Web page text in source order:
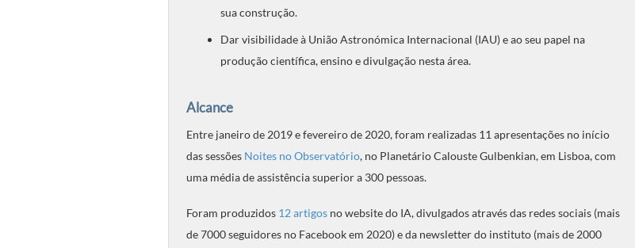
sua construção.
Dar visibilidade à União Astronómica Internacional (IAU) e ao seu papel na
produção científica, ensino e divulgação nesta área.
Alcance
Entre janeiro de 2019 e fevereiro de 2020, foram realizadas 11 apresentações no início
das sessões Noites no Observatório, no Planetário Calouste Gulbenkian, em Lisboa, com
uma média de assistência superior a 300 pessoas.
Foram produzidos 12 artigosno website do IA, divulgados através das redes sociais (mais
de 7000 seguidores no Facebook em 2020) e da newsletter do instituto (mais de 2000